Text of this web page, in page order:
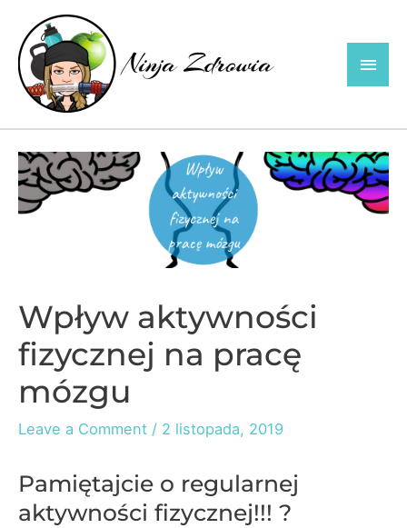
content
Main
Wpływ aktywności
fizycznej na pracę
mózgu
Leave a Comment / 2 listopada, 2019
Pamiętajcie o regularnej
aktywności fizycznej!!! ?